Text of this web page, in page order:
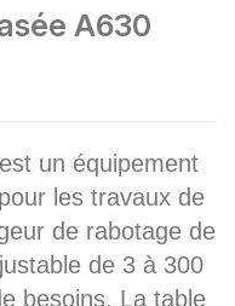
A630
un équipement
les travaux de
de rabotage de
de 3 à 300
besoins. La table